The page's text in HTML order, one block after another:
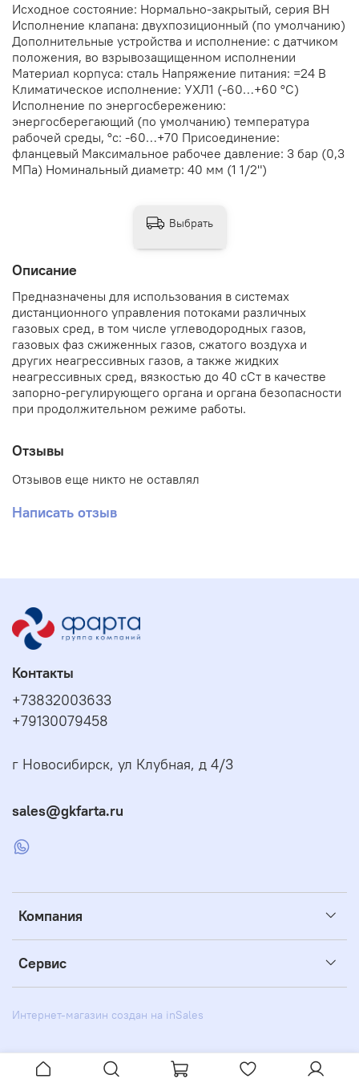
Исходное состояние: Нормально-закрытый, серия ВН
Исполнение клапана: двухпозиционный (по умолчанию)
Дополнительные устройства и исполнение: с датчиком
положения, во взрывозащищенном исполнении
Материал корпуса: сталь Напряжение питания: =24 В
Климатическое исполнение: УХЛ1 (-60…+60 °С)
Исполнение по энергосбережению:
энергосберегающий (по умолчанию) температура
рабочей среды, °с: -60…+70 Присоединение:
фланцевый Максимальное рабочее давление: 3 бар (0,3
МПа) Номинальный диаметр: 40 мм (1 1/2")
Описание
Предназначены для использования в системах
дистанционного управления потоками различных
газовых сред, в том числе углеводородных газов,
газовых фаз сжиженных газов, сжатого воздуха и
других неагрессивных газов, а также жидких
неагрессивных сред, вязкостью до 40 сСт в качестве
запорно-регулирующего органа и органа безопасности
при продолжительном режиме работы.
Отзывы
Отзывов еще никто не оставлял
Написать отзыв
Выбрать
Компания
Сервис
Контакты
+73832003633
+79130079458
г Новосибирск, ул Клубная, д 4/3
sales@gkfarta.ru
Интернет-магазин создан на inSales